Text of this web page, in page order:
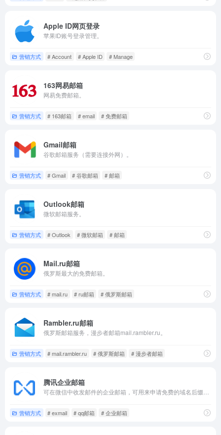
Apple ID网页登录
苹果ID账号登录管理。
营销方式 # Account # Apple ID # Manage
163网易邮箱
网易免费邮箱。
营销方式 # 163邮箱 # email # 免费邮箱
Gmail邮箱
谷歌邮箱服务（需要连接外网）。
营销方式 # Gmail # 谷歌邮箱 # 邮箱
Outlook邮箱
微软邮箱服务。
营销方式 # Outlook # 微软邮箱 # 邮箱
Mail.ru邮箱
俄罗斯最大的免费邮箱。
营销方式 # mail.ru # ru邮箱 # 俄罗斯邮箱
Rambler.ru邮箱
俄罗斯邮箱服务，漫步者邮箱mail.rambler.ru。
营销方式 # mail.rambler.ru # 俄罗斯邮箱 # 漫步者邮箱
腾讯企业邮箱
营销方式 # exmail # qq邮箱 # 企业邮箱